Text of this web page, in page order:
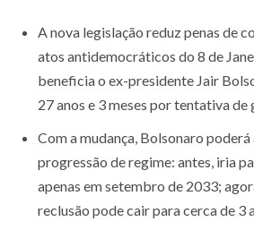
A nova legislação reduz penas de
atos antidemocráticos do 8 de
beneficia o ex-presidente Jair
27 anos e 3 meses por tentativa de
Com a mudança, Bolsonaro
progressão de regime: antes, iria
apenas em setembro de 2033;
reclusão pode cair para cerca de 3